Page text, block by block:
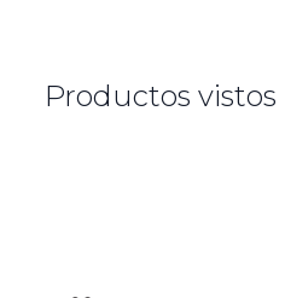
Productos